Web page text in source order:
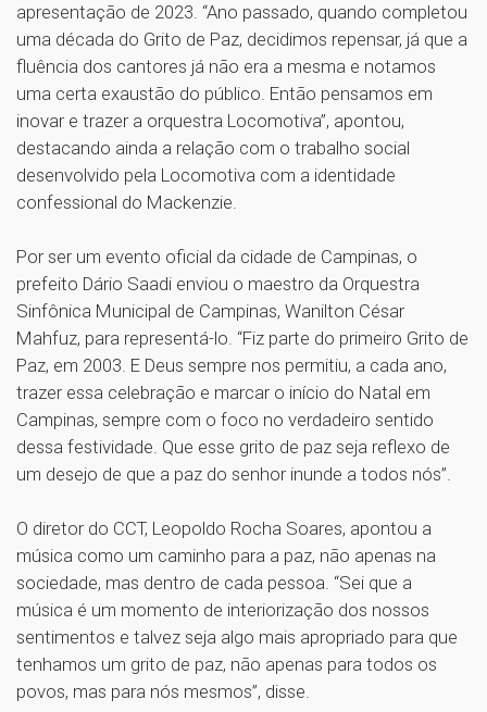
apresentação de 2023. “Ano passado, quando completou
uma década do Grito de Paz, decidimos repensar, já que a
fluência dos cantores já não era a mesma e notamos
uma certa exaustão do público. Então pensamos em
inovar e trazer a orquestra Locomotiva”, apontou,
destacando ainda a relação com o trabalho social
desenvolvido pela Locomotiva com a identidade
confessional do Mackenzie.
Por ser um evento oficial da cidade de Campinas, o
prefeito Dário Saadi enviou o maestro da Orquestra
Sinfônica Municipal de Campinas, Wanilton César
Mahfuz, para representá-lo. “Fiz parte do primeiro Grito de
Paz, em 2003. E Deus sempre nos permitiu, a cada ano,
trazer essa celebração e marcar o início do Natal em
Campinas, sempre com o foco no verdadeiro sentido
dessa festividade. Que esse grito de paz seja reflexo de
um desejo de que a paz do senhor inunde a todos nós”.
O diretor do CCT, Leopoldo Rocha Soares, apontou a
música como um caminho para a paz, não apenas na
sociedade, mas dentro de cada pessoa. “Sei que a
música é um momento de interiorização dos nossos
sentimentos e talvez seja algo mais apropriado para que
tenhamos um grito de paz, não apenas para todos os
povos, mas para nós mesmos”, disse.